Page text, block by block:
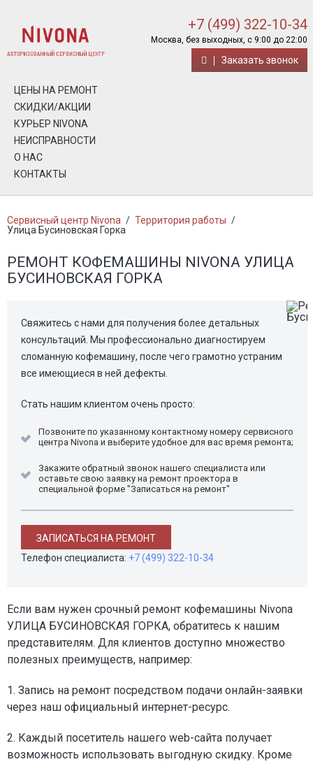
+7 (499) 322-10-34
Москва, без выходных, с 9:00 до 22:00
Заказать звонок
ЦЕНЫ НА РЕМОНТ
СКИДКИ/АКЦИИ
КУРЬЕР NIVONA
НЕИСПРАВНОСТИ
О НАС
КОНТАКТЫ
Сервисный центр Nivona / Территория работы /
Улица Бусиновская Горка
РЕМОНТ КОФЕМАШИНЫ NIVONA УЛИЦА
БУСИНОВСКАЯ ГОРКА
Свяжитесь с нами для получения более детальных
консультаций. Мы профессионально диагностируем
сломанную кофемашину, после чего грамотно устраним
все имеющиеся в ней дефекты.
Стать нашим клиентом очень просто:
Позвоните по указанному контактному номеру сервисного
центра Nivona и выберите удобное для вас время ремонта;
Закажите обратный звонок нашего специалиста или
оставьте свою заявку на ремонт проектора в
специальной форме "Записаться на ремонт"
ЗАПИСАТЬСЯ НА РЕМОНТ
Телефон специалиста: +7 (499) 322-10-34
Если вам нужен срочный ремонт кофемашины Nivona
УЛИЦА БУСИНОВСКАЯ ГОРКА, обратитесь к нашим
представителям. Для клиентов доступно множество
полезных преимуществ, например:
1. Запись на ремонт посредством подачи онлайн-заявки
через наш официальный интернет-ресурс.
2. Каждый посетитель нашего web-сайта получает
возможность использовать выгодную скидку. Кроме